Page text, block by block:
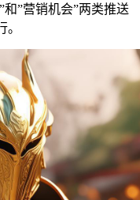
”营销机会”两类推送